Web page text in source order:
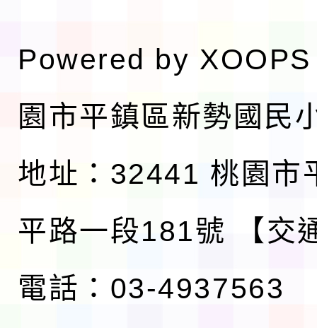
Powered by XOOPS
園市平鎮區新勢國民
地址：32441 桃園市
平路一段181號
【交
電話：03-4937563